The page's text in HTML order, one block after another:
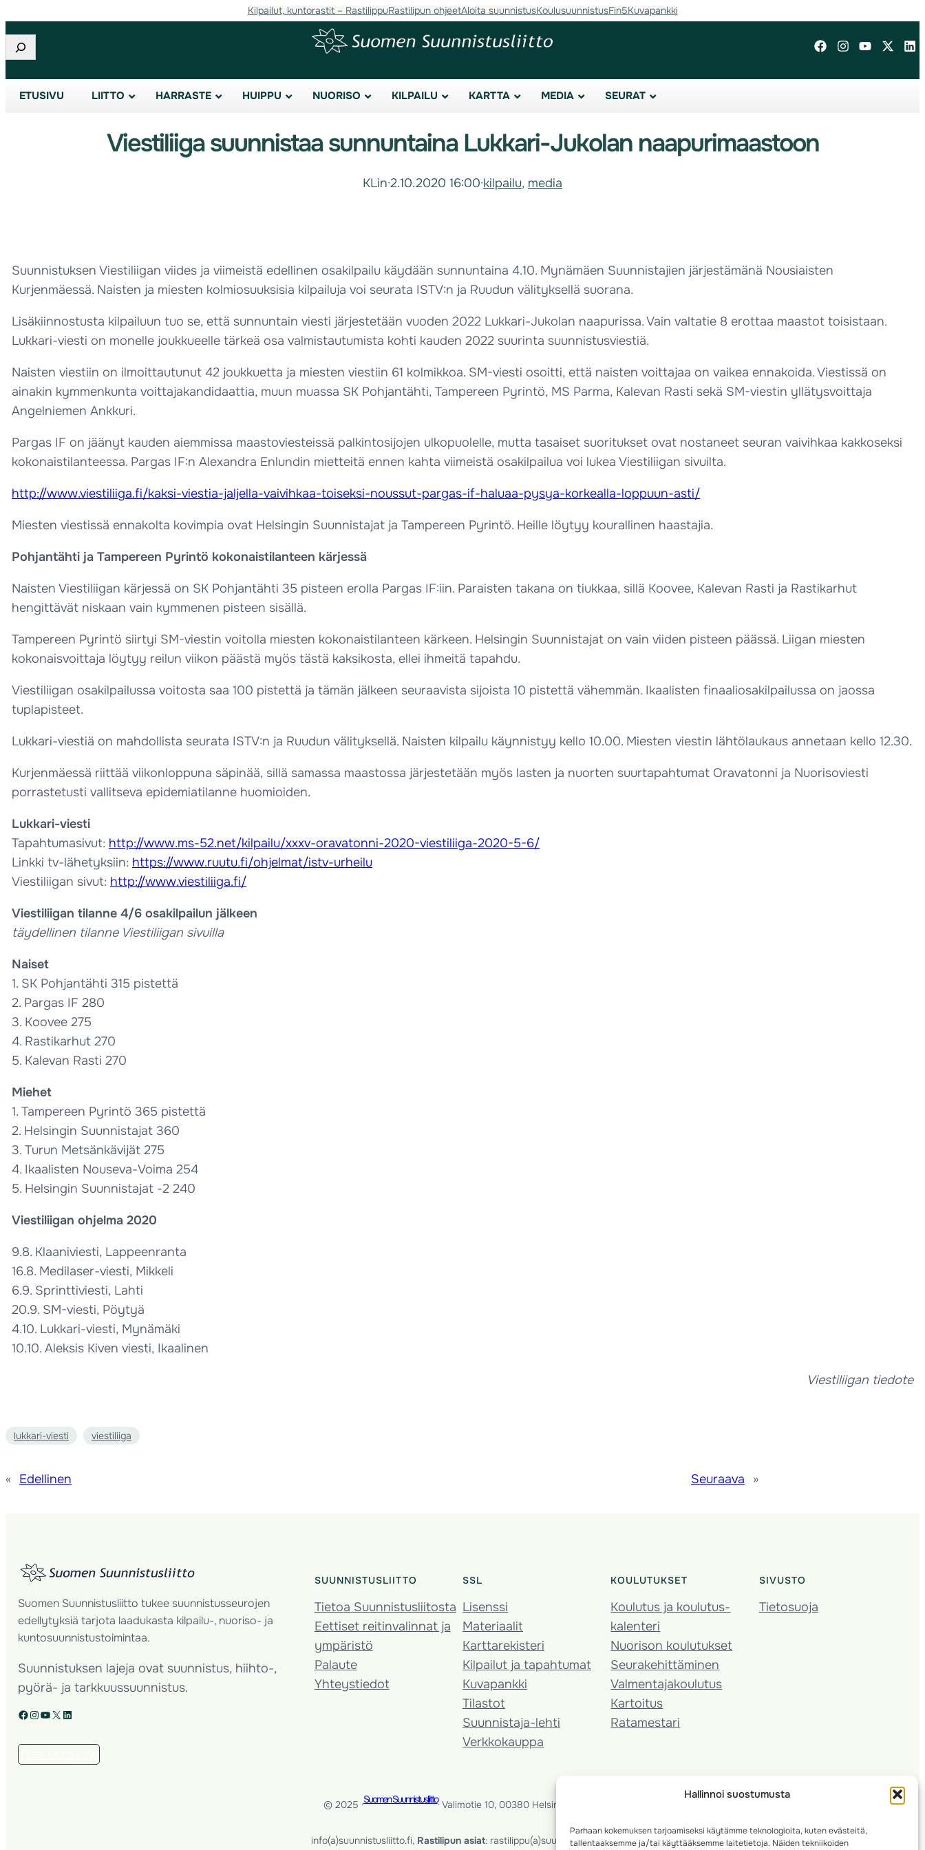
Hallinnoi suostumusta
Parhaan kokemuksen tarjoamiseksi käytämme teknologioita, kuten evästeitä,
tallentaaksemme ja/tai käyttääksemme laitetietoja. Näiden tekniikoiden
Kilpailut, kuntorastit – RastilippuRastilipun ohjeetAloita suunnistusKoulusuunnistusFin5Kuvapankki
Etsi
ETUSIVU LIITTO HARRASTE HUIPPU NUORISO KILPAILU KARTTA MEDIA SEURAT
Viestiliiga suunnistaa sunnuntaina Lukkari-Jukolan naapurimaastoon
KLin·2.10.2020 16:00·kilpailu, media
Suunnistuksen Viestiliigan viides ja viimeistä edellinen osakilpailu käydään sunnuntaina 4.10. Mynämäen Suunnistajien järjestämänä Nousiaisten
Kurjenmäessä. Naisten ja miesten kolmiosuuksisia kilpailuja voi seurata ISTV:n ja Ruudun välityksellä suorana.
Lisäkiinnostusta kilpailuun tuo se, että sunnuntain viesti järjestetään vuoden 2022 Lukkari-Jukolan naapurissa. Vain valtatie 8 erottaa maastot toisistaan.
Lukkari-viesti on monelle joukkueelle tärkeä osa valmistautumista kohti kauden 2022 suurinta suunnistusviestiä.
Naisten viestiin on ilmoittautunut 42 joukkuetta ja miesten viestiin 61 kolmikkoa. SM-viesti osoitti, että naisten voittajaa on vaikea ennakoida. Viestissä on
ainakin kymmenkunta voittajakandidaattia, muun muassa SK Pohjantähti, Tampereen Pyrintö, MS Parma, Kalevan Rasti sekä SM-viestin yllätysvoittaja
Angelniemen Ankkuri.
Pargas IF on jäänyt kauden aiemmissa maastoviesteissä palkintosijojen ulkopuolelle, mutta tasaiset suoritukset ovat nostaneet seuran vaivihkaa kakkoseksi
kokonaistilanteessa. Pargas IF:n Alexandra Enlundin mietteitä ennen kahta viimeistä osakilpailua voi lukea Viestiliigan sivuilta.
http://www.viestiliiga.fi/kaksi-viestia-jaljella-vaivihkaa-toiseksi-noussut-pargas-if-haluaa-pysya-korkealla-loppuun-asti/
Miesten viestissä ennakolta kovimpia ovat Helsingin Suunnistajat ja Tampereen Pyrintö. Heille löytyy kourallinen haastajia.
Pohjantähti ja Tampereen Pyrintö kokonaistilanteen kärjessä
Naisten Viestiliigan kärjessä on SK Pohjantähti 35 pisteen erolla Pargas IF:iin. Paraisten takana on tiukkaa, sillä Koovee, Kalevan Rasti ja Rastikarhut
hengittävät niskaan vain kymmenen pisteen sisällä.
Tampereen Pyrintö siirtyi SM-viestin voitolla miesten kokonaistilanteen kärkeen. Helsingin Suunnistajat on vain viiden pisteen päässä. Liigan miesten
kokonaisvoittaja löytyy reilun viikon päästä myös tästä kaksikosta, ellei ihmeitä tapahdu.
Viestiliigan osakilpailussa voitosta saa 100 pistettä ja tämän jälkeen seuraavista sijoista 10 pistettä vähemmän. Ikaalisten finaaliosakilpailussa on jaossa
tuplapisteet.
Lukkari-viestiä on mahdollista seurata ISTV:n ja Ruudun välityksellä. Naisten kilpailu käynnistyy kello 10.00. Miesten viestin lähtölaukaus annetaan kello 12.30.
Kurjenmäessä riittää viikonloppuna säpinää, sillä samassa maastossa järjestetään myös lasten ja nuorten suurtapahtumat Oravatonni ja Nuorisoviesti
porrastetusti vallitseva epidemiatilanne huomioiden.
Lukkari-viesti
Tapahtumasivut: http://www.ms-52.net/kilpailu/xxxv-oravatonni-2020-viestiliiga-2020-5-6/
Linkki tv-lähetyksiin: https://www.ruutu.fi/ohjelmat/istv-urheilu
Viestiliigan sivut: http://www.viestiliiga.fi/
Viestiliigan tilanne 4/6 osakilpailun jälkeen
täydellinen tilanne Viestiliigan sivuilla
Naiset
1. SK Pohjantähti 315 pistettä
2. Pargas IF 280
3. Koovee 275
4. Rastikarhut 270
5. Kalevan Rasti 270
Miehet
1. Tampereen Pyrintö 365 pistettä
2. Helsingin Suunnistajat 360
3. Turun Metsänkävijät 275
4. Ikaalisten Nouseva-Voima 254
5. Helsingin Suunnistajat -2 240
Viestiliigan ohjelma 2020
9.8. Klaaniviesti, Lappeenranta
16.8. Medilaser-viesti, Mikkeli
6.9. Sprinttiviesti, Lahti
20.9. SM-viesti, Pöytyä
4.10. Lukkari-viesti, Mynämäki
10.10. Aleksis Kiven viesti, Ikaalinen
Viestiliigan tiedote
lukkari-viesti viestiliiga
« Edellinen Seuraava »
Suomen Suunnistusliitto tukee suunnistusseurojen
edellytyksiä tarjota laadukasta kilpailu-, nuoriso- ja
kuntosuunnistustoimintaa.
Suunnistuksen lajeja ovat suunnistus, hiihto-,
pyörä- ja tarkkuussuunnistus.
Facebook Instagram YouTube X LinkedIn
SUUNNISTUSLIITTO
Tietoa Suunnistusliitosta
Eettiset reitinvalinnat ja
ympäristö
Palaute
Yhteystiedot
SSL
Lisenssi
Materiaalit
Karttarekisteri
Kilpailut ja tapahtumat
Kuvapankki
Tilastot
Suunnistaja-lehti
Verkkokauppa
KOULUTUKSET
Koulutus ja koulutus­
kalenteri
Nuorison koulutukset
Seura­kehittäminen
Valmentaja­koulutus
Kartoitus
Ratamestari
SIVUSTO
Tietosuoja
© 2025 ·Suomen Suunnistusliitto· Valimotie 10, 00380 Helsinki, Finland
info(a)suunnistusliitto.fi, Rastilipun asiat: rastilippu(a)suunnistusliitto.fi